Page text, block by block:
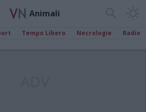
Animali
Tempo Libero Necrologie Radio